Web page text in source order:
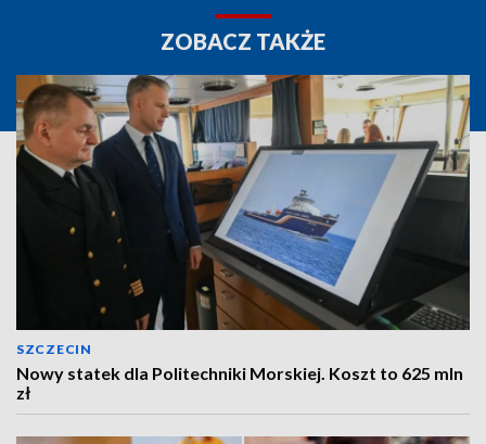
ZOBACZ TAKŻE
SZCZECIN
Nowy statek dla Politechniki Morskiej. Koszt to 625 mln
zł